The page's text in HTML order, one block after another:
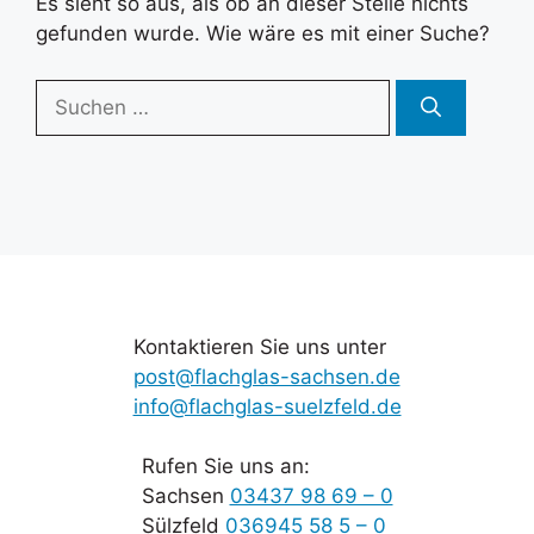
gefunden wurde. Wie wäre es mit einer Suche?
nach:
Kontaktieren Sie uns unter
post@flachglas-sachsen.de
info@flachglas-suelzfeld.de
Rufen Sie uns an:
Sachsen 03437 98 69 – 0
Sülzfeld 036945 58 5 – 0